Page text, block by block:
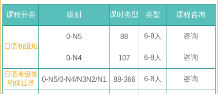
课程分类 级别 课时类型 类型 课程咨询
日语初级班
0-N5 88 6-8人 咨询
0-N4 107 6-8人 咨询
日语考级签
约保过班
0-N5/0-N4/N3N2/N1 88-366 6-8人 咨询
色
力
新
五
们
留
学